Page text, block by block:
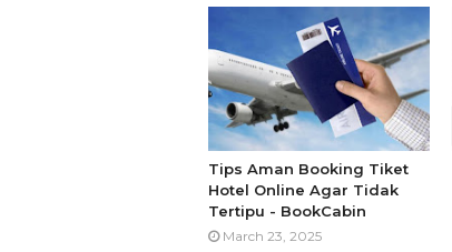
Tips Aman Booking Tiket
Hotel Online Agar Tidak
Tertipu - BookCabin
March 23, 2025